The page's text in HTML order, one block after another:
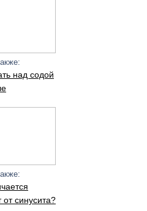
над содой
от синусита?